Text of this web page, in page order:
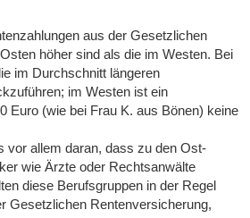
aus der Gesetzlichen
höher sind als die im Westen. Bei
im Durchschnitt längeren
im Westen ist ein
Euro (wie bei Frau K. aus Bönen) keine
vor allem daran, dass zu den Ost-
wie Ärzte oder Rechtsanwälte
diese Berufsgruppen in der Regel
Gesetzlichen Rentenversicherung,